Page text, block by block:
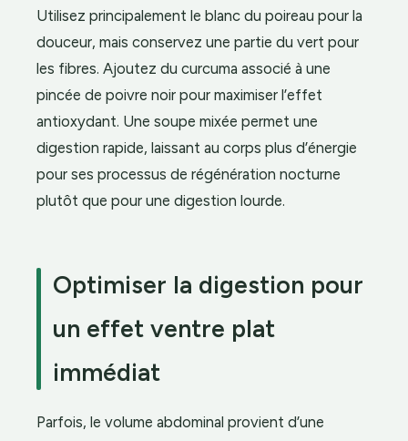
Utilisez principalement le blanc du poireau pour la
douceur, mais conservez une partie du vert pour
les fibres. Ajoutez du curcuma associé à une
pincée de poivre noir pour maximiser l’effet
antioxydant. Une soupe mixée permet une
digestion rapide, laissant au corps plus d’énergie
pour ses processus de régénération nocturne
plutôt que pour une digestion lourde.
Optimiser la digestion pour
un effet ventre plat
immédiat
Parfois, le volume abdominal provient d’une